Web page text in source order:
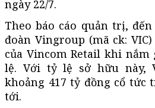
ngày 22/7.
Theo báo cáo quản trị,
đoàn Vingroup (mã ck:
của Vincom Retail khi nắm
lệ. Với tỷ lệ sở hữu này,
khoảng 417 tỷ đồng cổ tức
tới.